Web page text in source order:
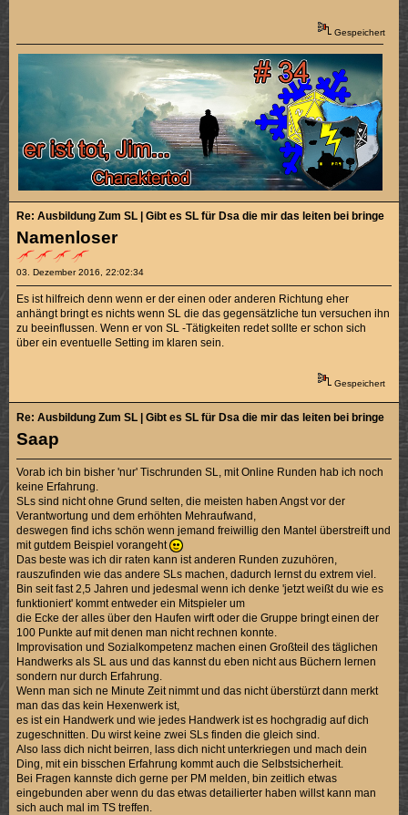
Gespeichert
Namenloser
03. Dezember 2016, 22:02:34
Re: Ausbildung Zum SL | Gibt es SL für Dsa die mir das leiten bei bringen
Es ist hilfreich denn wenn er der einen oder anderen Richtung eher
anhängt bringt es nichts wenn SL die das gegensätzliche tun versuchen ihn
zu beeinflussen. Wenn er von SL -Tätigkeiten redet sollte er schon sich
über ein eventuelle Setting im klaren sein.
Gespeichert
Saap
Re: Ausbildung Zum SL | Gibt es SL für Dsa die mir das leiten bei bringen
Vorab ich bin bisher 'nur' Tischrunden SL, mit Online Runden hab ich noch
keine Erfahrung.
SLs sind nicht ohne Grund selten, die meisten haben Angst vor der
Verantwortung und dem erhöhten Mehraufwand,
deswegen find ichs schön wenn jemand freiwillig den Mantel überstreift und
mit gutdem Beispiel vorangeht
Das beste was ich dir raten kann ist anderen Runden zuzuhören,
rauszufinden wie das andere SLs machen, dadurch lernst du extrem viel.
Bin seit fast 2,5 Jahren und jedesmal wenn ich denke 'jetzt weißt du wie es
funktioniert' kommt entweder ein Mitspieler um
die Ecke der alles über den Haufen wirft oder die Gruppe bringt einen der
100 Punkte auf mit denen man nicht rechnen konnte.
Improvisation und Sozialkompetenz machen einen Großteil des täglichen
Handwerks als SL aus und das kannst du eben nicht aus Büchern lernen
sondern nur durch Erfahrung.
Wenn man sich ne Minute Zeit nimmt und das nicht überstürzt dann merkt
man das das kein Hexenwerk ist,
es ist ein Handwerk und wie jedes Handwerk ist es hochgradig auf dich
zugeschnitten. Du wirst keine zwei SLs finden die gleich sind.
Also lass dich nicht beirren, lass dich nicht unterkriegen und mach dein
Ding, mit ein bisschen Erfahrung kommt auch die Selbstsicherheit.
Bei Fragen kannste dich gerne per PM melden, bin zeitlich etwas
eingebunden aber wenn du das etwas detailierter haben willst kann man
sich auch mal im TS treffen.